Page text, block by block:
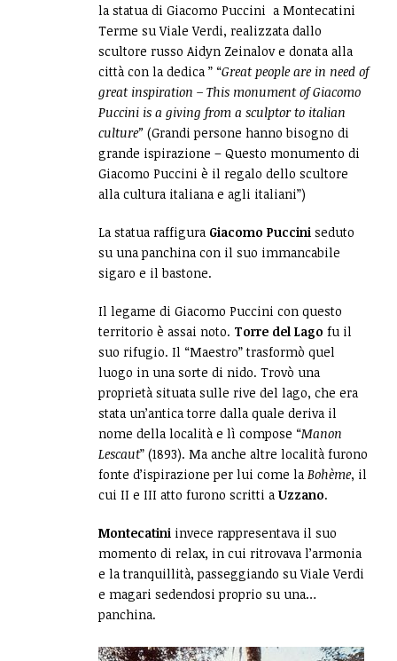
la statua di Giacomo Puccini a Montecatini
Terme su Viale Verdi, realizzata dallo
scultore russo Aidyn Zeinalov e donata alla
città con la dedica ” “Great people are in need of
great inspiration – This monument of Giacomo
Puccini is a giving from a sculptor to italian
culture” (Grandi persone hanno bisogno di
grande ispirazione – Questo monumento di
Giacomo Puccini è il regalo dello scultore
alla cultura italiana e agli italiani”)
La statua raffigura Giacomo Puccini seduto
su una panchina con il suo immancabile
sigaro e il bastone.
Il legame di Giacomo Puccini con questo
territorio è assai noto. Torre del Lago fu il
suo rifugio. Il “Maestro” trasformò quel
luogo in una sorte di nido. Trovò una
proprietà situata sulle rive del lago, che era
stata un’antica torre dalla quale deriva il
nome della località e lì compose “Manon
Lescaut” (1893). Ma anche altre località furono
fonte d’ispirazione per lui come laBohème, il
cui II e III atto furono scritti aUzzano.
Montecatini invece rappresentava il suo
momento di relax, in cui ritrovava l’armonia
e la tranquillità, passeggiando su Viale Verdi
e magari sedendosi proprio su una…
panchina.